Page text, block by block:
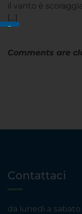
il vanto è
[…]
Comments are
Contattaci
da lunedì a sabato